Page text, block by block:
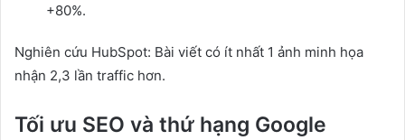
+80%.
Nghiên cứu HubSpot: Bài viết có ít nhất 1 ảnh minh họa
nhận 2,3 lần traffic hơn.
Tối ưu SEO và thứ hạng Google